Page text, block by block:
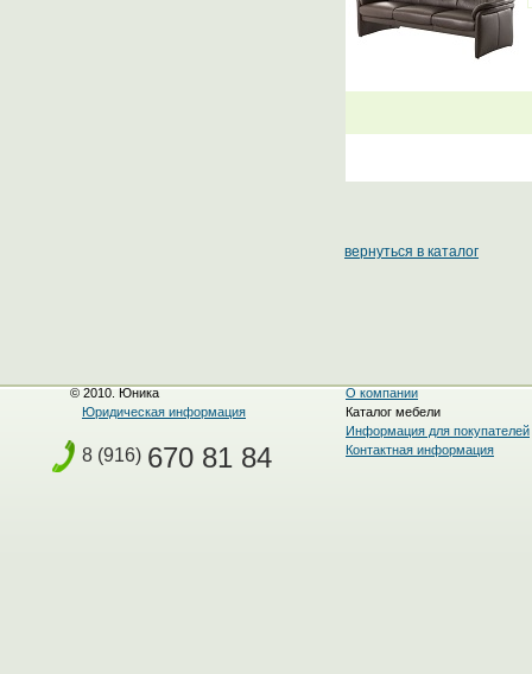
вернуться в каталог
© 2010. Юника
Юридическая информация
8 (916) 670 81 84
О компании
Каталог мебели
Информация для покупателей
Контактная информация